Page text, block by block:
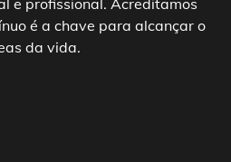
e profissional. Acreditamos
é a chave para alcançar o
da vida.